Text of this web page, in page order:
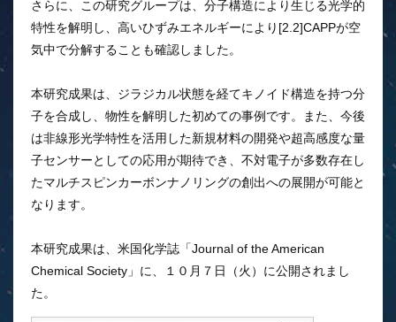
さらに、この研究グループは、分子構造により生じる光学的
特性を解明し、高いひずみエネルギーにより[2.2]CAPPが空
気中で分解することも確認しました。
本研究成果は、ジラジカル状態を経てキノイド構造を持つ分
子を合成し、物性を解明した初めての事例です。また、今後
は非線形光学特性を活用した新規材料の開発や超高感度な量
子センサーとしての応用が期待でき、不対電子が多数存在し
たマルチスピンカーボンナノリングの創出への展開が可能と
なります。
本研究成果は、米国化学誌「Journal of the American
Chemical Society」に、１０月７日（火）に公開されまし
た。